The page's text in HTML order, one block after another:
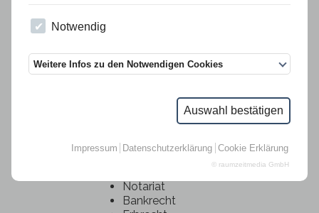
Notwendig
Weitere Infos zu den Notwendigen Cookies
Auswahl bestätigen
Impressum Datenschutzerklärung Cookie Erklärung
© raumzeitmedia GmbH
Hand mit der Firma Weser-Ems-
Trocknung zusammen und beseitigen
weitere Informationen
Notariat
Bankrecht